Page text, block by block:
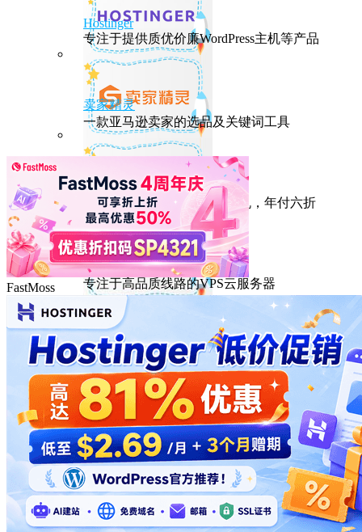
Hostinger
专注于提供质优价廉WordPress主机等产品
卖家精灵
一款亚马逊卖家的选品及关键词工具
HostEase
性能出众的高性价比美国主机，年付六折
DMIT
专注于高品质线路的VPS云服务器
FastMoss